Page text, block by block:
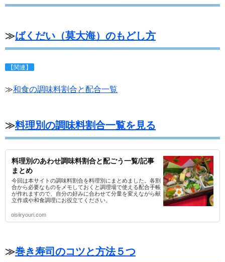
≫ばくだい（莫大海）のもどし方
【関連】
≫和食の調味料割合と配合一覧
≫料理別の調味料割合一覧を見る
料理別のあわせ調味料割合と配ごう一覧/記事
まとめ
今回は本サイトの調味料割合を料理別にまとめました。各割
合から必要なものをメモしておくと調理場で使える配合手帳
が作れますので、自分の好みに合わせて分量を変えながら献
立作成や和食調理にお役立てください。
oisiiryouri.com
≫巻き寿司のコツと方法５つ